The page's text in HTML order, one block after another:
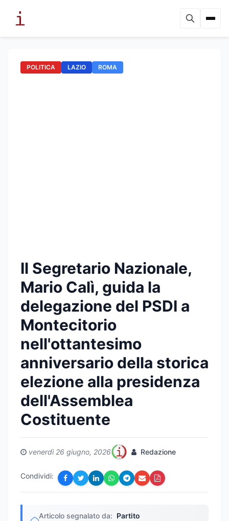
POLITICA LAZIO ROMA
Il Segretario Nazionale,
Mario Calì, guida la
delegazione del PSDI a
Montecitorio
nell'ottantesimo
anniversario della storica
elezione alla presidenza
dell'Assemblea
Costituente
venerdì 26 giugno, 2026 Redazione
Condividi:
Articolo segnalato da: Partito